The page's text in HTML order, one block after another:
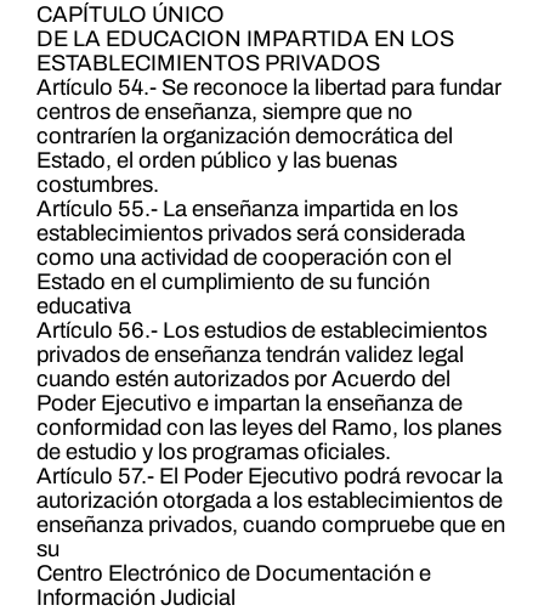
CAPÍTULO ÚNICO
DE LA EDUCACION IMPARTIDA EN LOS
ESTABLECIMIENTOS PRIVADOS
Artículo 54.- Se reconoce la libertad para fundar
centros de enseñanza, siempre que no
contraríen la organización democrática del
Estado, el orden público y las buenas
costumbres.
Artículo 55.- La enseñanza impartida en los
establecimientos privados será considerada
como una actividad de cooperación con el
Estado en el cumplimiento de su función
educativa
Artículo 56.- Los estudios de establecimientos
privados de enseñanza tendrán validez legal
cuando estén autorizados por Acuerdo del
Poder Ejecutivo e impartan la enseñanza de
conformidad con las leyes del Ramo, los planes
de estudio y los programas oficiales.
Artículo 57.- El Poder Ejecutivo podrá revocar la
autorización otorgada a los establecimientos de
enseñanza privados, cuando compruebe que en
su
Centro Electrónico de Documentación e
Información Judicial